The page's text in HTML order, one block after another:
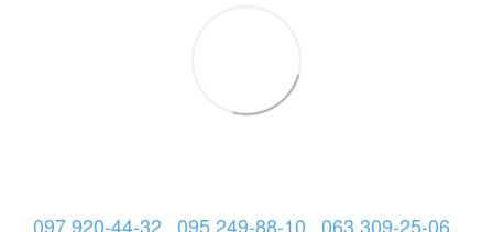
097 920-44-32 095 249-88-10 063 309-25-06